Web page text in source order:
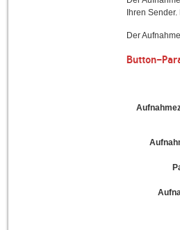
Ihren
Der
Button-